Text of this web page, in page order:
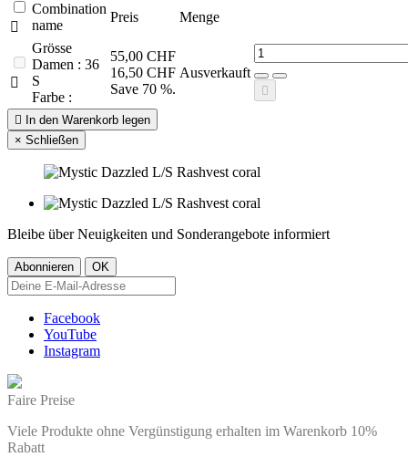

Combination
name
Preis Menge

Grösse
Damen : 36
S
Farbe :
55,00 CHF
16,50 CHF
Save 70 %.
Ausverkauft


In den Warenkorb legen
× Schließen
Bleibe über Neuigkeiten und Sonderangebote informiert
Facebook
YouTube
Instagram
Faire Preise
Viele Produkte ohne Vergünstigung erhalten im Warenkorb 10%
Rabatt